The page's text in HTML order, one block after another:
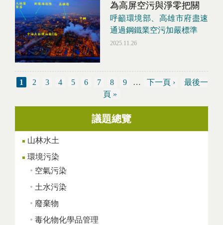
為高屏空污與淨零把關
呼籲環境部、高雄市府盡速
通過鋼鐵業空污加嚴標準
2025.11.26
1 2 3 4 5 6 7 8 9 … 下一頁 ›
最後一
頁 »
議題總覽
山林水土
環境污染
空氣污染
土水污染
廢棄物
毒化物化學品管理